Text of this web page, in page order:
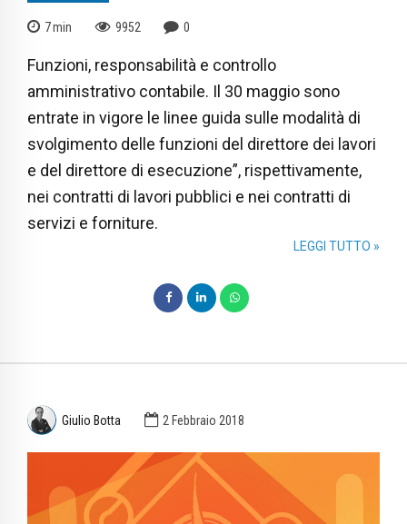
7min 9952 0
Funzioni, responsabilità e controllo
amministrativo contabile. Il 30 maggio sono
entrate in vigore le linee guida sulle modalità di
svolgimento delle funzioni del direttore dei lavori
e del direttore di esecuzione”, rispettivamente,
nei contratti di lavori pubblici e nei contratti di
servizi e forniture.
LEGGI TUTTO »
Giulio Botta 2 Febbraio 2018